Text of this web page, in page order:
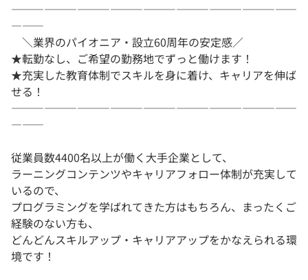
――――――――――――――――――――――――――
―――
＼業界のパイオニア・設立60周年の安定感／
★転勤なし、ご希望の勤務地でずっと働けます！
★充実した教育体制でスキルを身に着け、キャリアを伸ば
せる！
――――――――――――――――――――――――――
―――
従業員数4400名以上が働く大手企業として、
ラーニングコンテンツやキャリアフォロー体制が充実して
いるので、
プログラミングを学ばれてきた方はもちろん、まったくご
経験のない方も、
どんどんスキルアップ・キャリアアップをかなえられる環
境です！